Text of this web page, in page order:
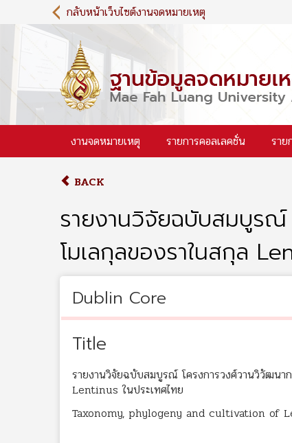
i
c
กลับหน้าเว็บไซต์งานจดหมายเหตุ
งานจดหมายเหตุ รายการคอลเลคชั่น ราย
BACK
รายงานวิจัยฉบับสมบูรณ์
โมเลกุลของราในสกุล
Dublin Core
Title
รายงานวิจัยฉบับสมบูรณ์ โครงการวงศ์วานวิวัฒนา
Lentinus ในประเทศไทย
Taxonomy, phylogeny and cultivation of